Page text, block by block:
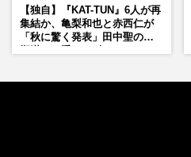
【独自】『KAT-TUN』6人が再
集結か、亀梨和也と赤西仁が
「秋に驚く発表」田中聖の刑